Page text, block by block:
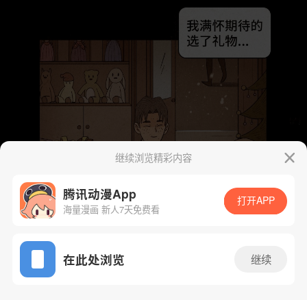
App免费看
继续浏览精彩内容
腾讯动漫App
海量漫画 新人7天免费看
打开APP
在此处浏览 继续